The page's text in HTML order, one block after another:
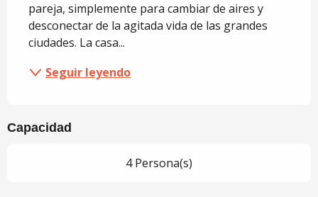
pareja, simplemente para cambiar de aires y
desconectar de la agitada vida de las grandes
ciudades. La casa...
Seguir leyendo
Capacidad
4 Persona(s)